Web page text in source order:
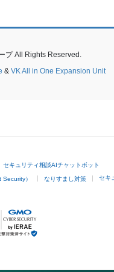
プ All Rights Reserved.
& VK All in One Expansion Unit
セキュリティ相談AIチャットボット
） なりすまし対策 セキ